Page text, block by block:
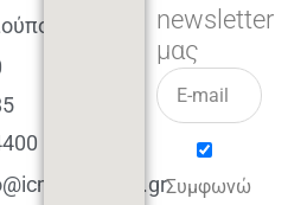
newsletter
μας
Συμφωνώ